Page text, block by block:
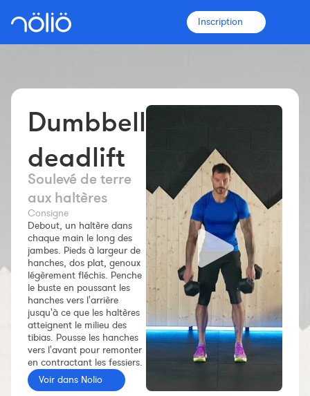
Inscription
La plateforme pour tous
Entraîneurs
Clubs
Sportifs
Plus d'informations
Fonctionnalités
Tarifs
Constructeur de séances
Sportif Premium
L'équipe Nolio
FAQ
Dumbbell
deadlift
Soulevé de terre
aux haltères
Consigne
Debout, un haltère dans
chaque main le long des
jambes. Pieds à largeur de
hanches, dos plat, genoux
légèrement fléchis. Penche
le buste en poussant les
hanches vers l'arrière
jusqu'à ce que les haltères
atteignent le milieu des
tibias. Pousse les hanches
vers l'avant pour remonter
en contractant les fessiers.
Voir dans Nolio